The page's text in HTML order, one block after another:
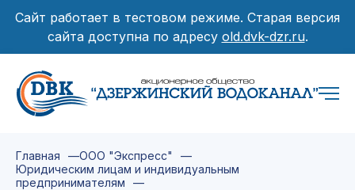
Сайт работает в тестовом режиме. Старая версия
сайта доступна по адресу old.dvk-dzr.ru.
Главная
ООО "Экспресс"
Юридическим лицам и индивидуальным
предпринимателям